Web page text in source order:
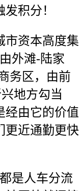
积分！
资本高度集
外滩-陆家
务区，由前
地方勾当
经由它的价值
更近通勤更快
是人车分流